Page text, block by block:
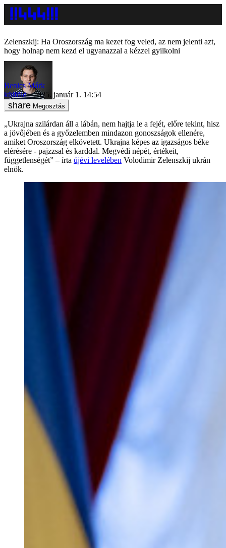
Zelenszkij: Ha Oroszország ma kezet fog veled, az nem jelenti azt,
hogy holnap nem kezd el ugyanazzal a kézzel gyilkolni
Benics Márk
külföld
2025. január 1. 14:54
Megosztás
„Ukrajna szilárdan áll a lábán, nem hajtja le a fejét, előre tekint, hisz
a jövőjében és a győzelemben mindazon gonoszságok ellenére,
amiket Oroszország elkövetett. Ukrajna képes az igazságos béke
elérésére - pajzzsal és karddal. Megvédi népét, értékeit,
függetlenségét” – írta újévi levelében Volodimir Zelenszkij ukrán
elnök.